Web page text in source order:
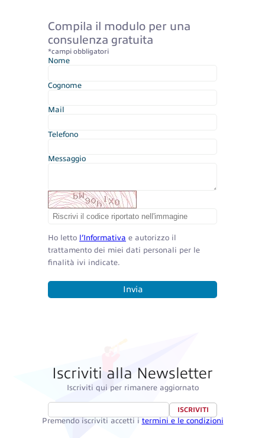
Compila il modulo per una
consulenza gratuita
*campi obbligatori
Nome
Cognome
Mail
Telefono
Messaggio
Ho letto l’Informativa e autorizzo il
trattamento dei miei dati personali per le
finalità ivi indicate.
Invia
Iscriviti alla Newsletter
Iscriviti qui per rimanere aggiornato
ISCRIVITI
Premendo iscriviti accetti i termini e le condizioni